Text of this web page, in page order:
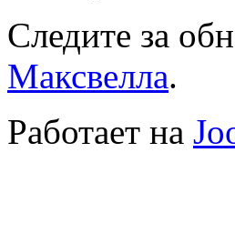
Следите за
Максвелла.
Работает на